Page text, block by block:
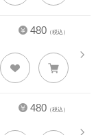
480 （税込）
480 （税込）